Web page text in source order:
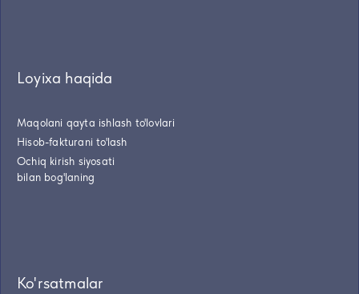
Loyixa haqida
Maqolani qayta ishlash to'lovlari
Hisob-fakturani to'lash
Ochiq kirish siyosati
bilan bog'laning
Ko'rsatmalar